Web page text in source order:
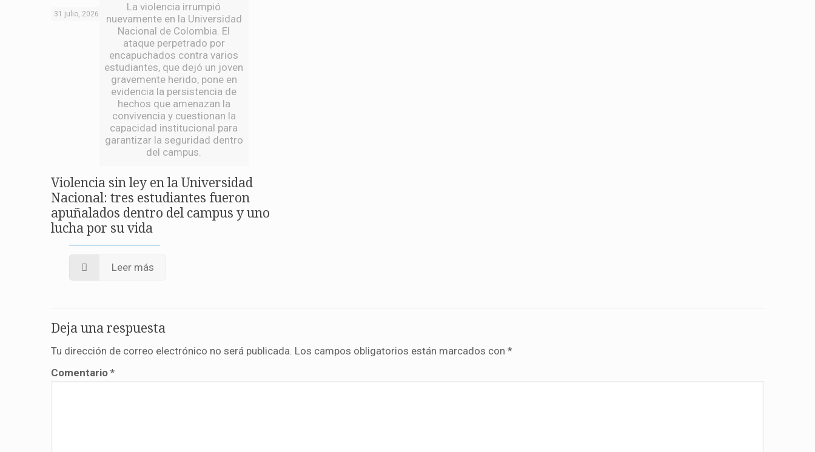
La violencia irrumpió
nuevamente en la Universidad
Nacional de Colombia. El
ataque perpetrado por
encapuchados contra varios
estudiantes, que dejó un joven
gravemente herido, pone en
evidencia la persistencia de
hechos que amenazan la
convivencia y cuestionan la
capacidad institucional para
garantizar la seguridad dentro
del campus.
31 julio, 2026
Violencia sin ley en la Universidad
Nacional: tres estudiantes fueron
apuñalados dentro del campus y uno
lucha por su vida
Leer más
Deja una respuesta
Tu dirección de correo electrónico no será publicada. Los campos obligatorios están marcados con *
Comentario *